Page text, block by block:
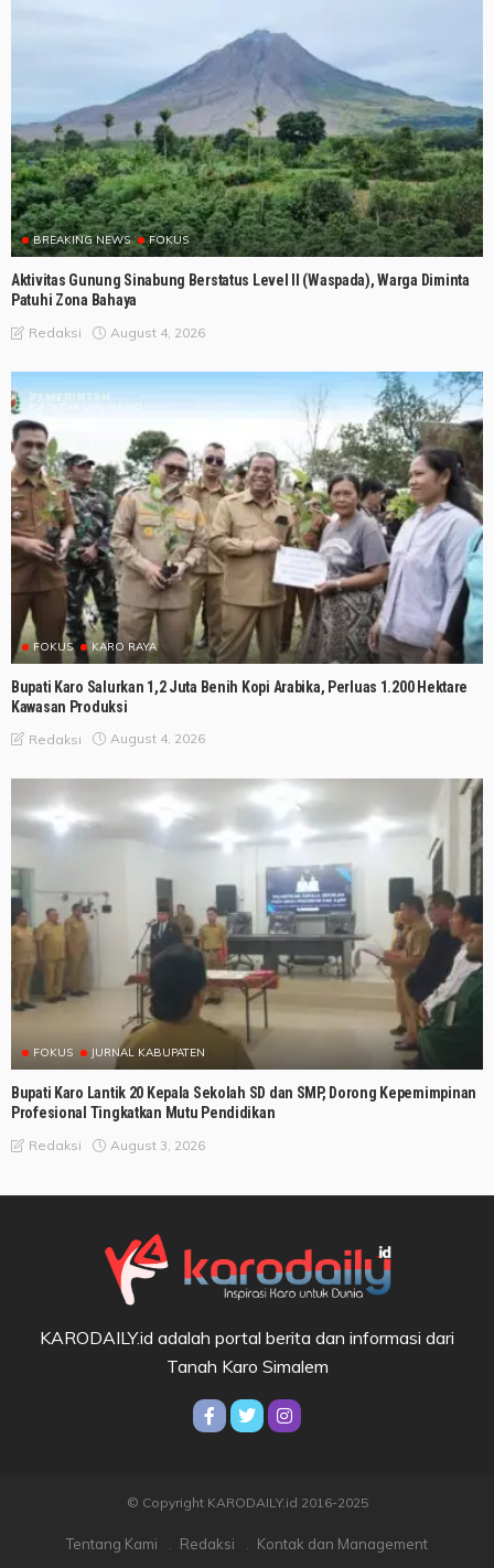
BREAKING NEWS FOKUS
Aktivitas Gunung Sinabung Berstatus Level II (Waspada), Warga Diminta
Patuhi Zona Bahaya
Redaksi August 4, 2026
FOKUS KARO RAYA
Bupati Karo Salurkan 1,2 Juta Benih Kopi Arabika, Perluas 1.200 Hektare
Kawasan Produksi
Redaksi August 4, 2026
FOKUS JURNAL KABUPATEN
Bupati Karo Lantik 20 Kepala Sekolah SD dan SMP, Dorong Kepemimpinan
Profesional Tingkatkan Mutu Pendidikan
Redaksi August 3, 2026
KARODAILY.id adalah portal berita dan informasi dari
Tanah Karo Simalem
© Copyright KARODAILY.id 2016-2025
Tentang Kami Redaksi Kontak dan Management